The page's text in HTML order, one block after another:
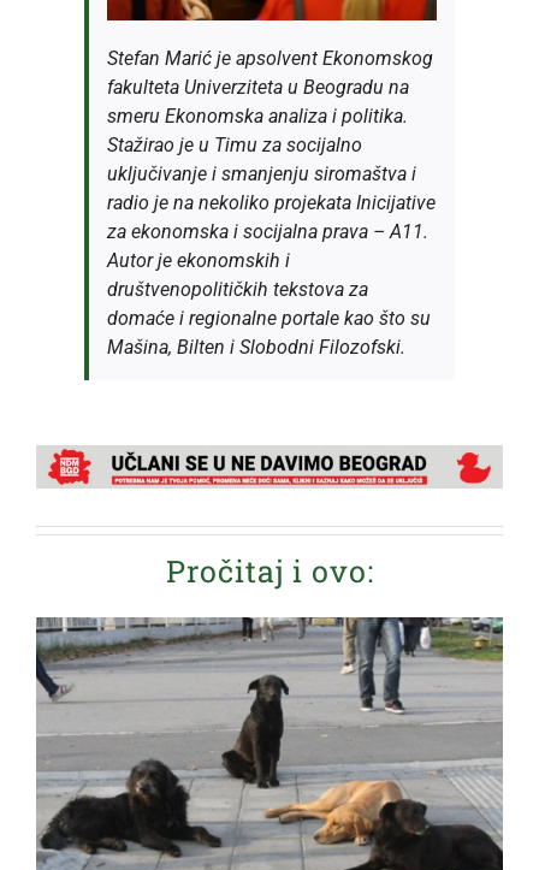
Stefan Marić je apsolvent Ekonomskog
fakulteta Univerziteta u Beogradu na
smeru Ekonomska analiza i politika.
Stažirao je u Timu za socijalno
uključivanje i smanjenju siromaštva i
radio je na nekoliko projekata Inicijative
za ekonomska i socijalna prava – A11.
Autor je ekonomskih i
društvenopolitičkih tekstova za
domaće i regionalne portale kao što su
Mašina, Bilten i Slobodni Filozofski.
Pročitaj i ovo: